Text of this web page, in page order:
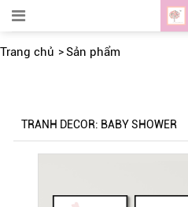
Trang chủ Sản phẩm
TRANH DECOR: BABY SHOWER